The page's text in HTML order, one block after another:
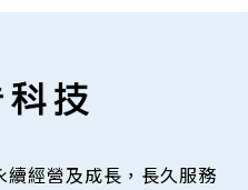
續經營及成長，長久服務